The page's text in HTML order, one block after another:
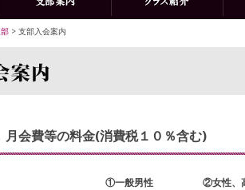
> 支部入会案内
月会費等の料金(消費税１０％含む)
①一般男性
②女性、